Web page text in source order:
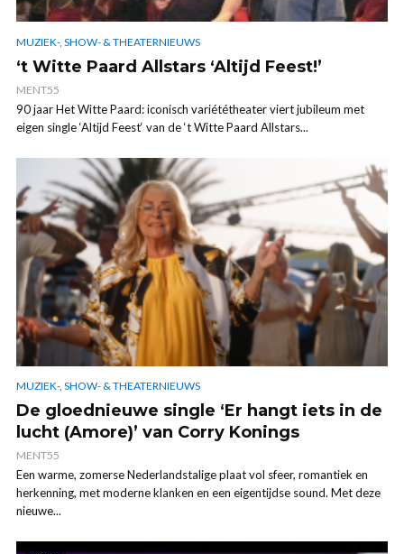
MUZIEK-, SHOW- & THEATERNIEUWS
‘t Witte Paard Allstars ‘Altijd Feest!’
MENT55
90 jaar Het Witte Paard: iconisch variététheater viert jubileum met
eigen single ‘Altijd Feest‘ van de ‘t Witte Paard Allstars...
MUZIEK-, SHOW- & THEATERNIEUWS
De gloednieuwe single ‘Er hangt iets in de
lucht (Amore)’ van Corry Konings
MENT55
Een warme, zomerse Nederlandstalige plaat vol sfeer, romantiek en
herkenning, met moderne klanken en een eigentijdse sound. Met deze
nieuwe...